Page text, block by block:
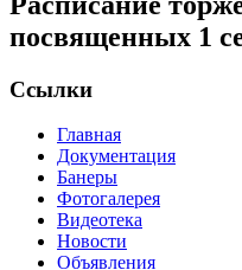
посвященных 1
Ссылки
Главная
Документация
Банеры
Фотогалерея
Видеотека
Новости
Объявления